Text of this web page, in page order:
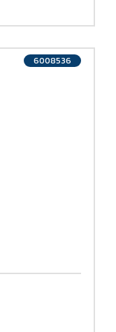
6008536